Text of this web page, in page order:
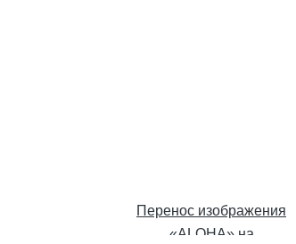
Перенос изображения
«ALOHA» на